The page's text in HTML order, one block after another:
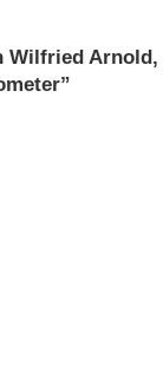
Wilfried